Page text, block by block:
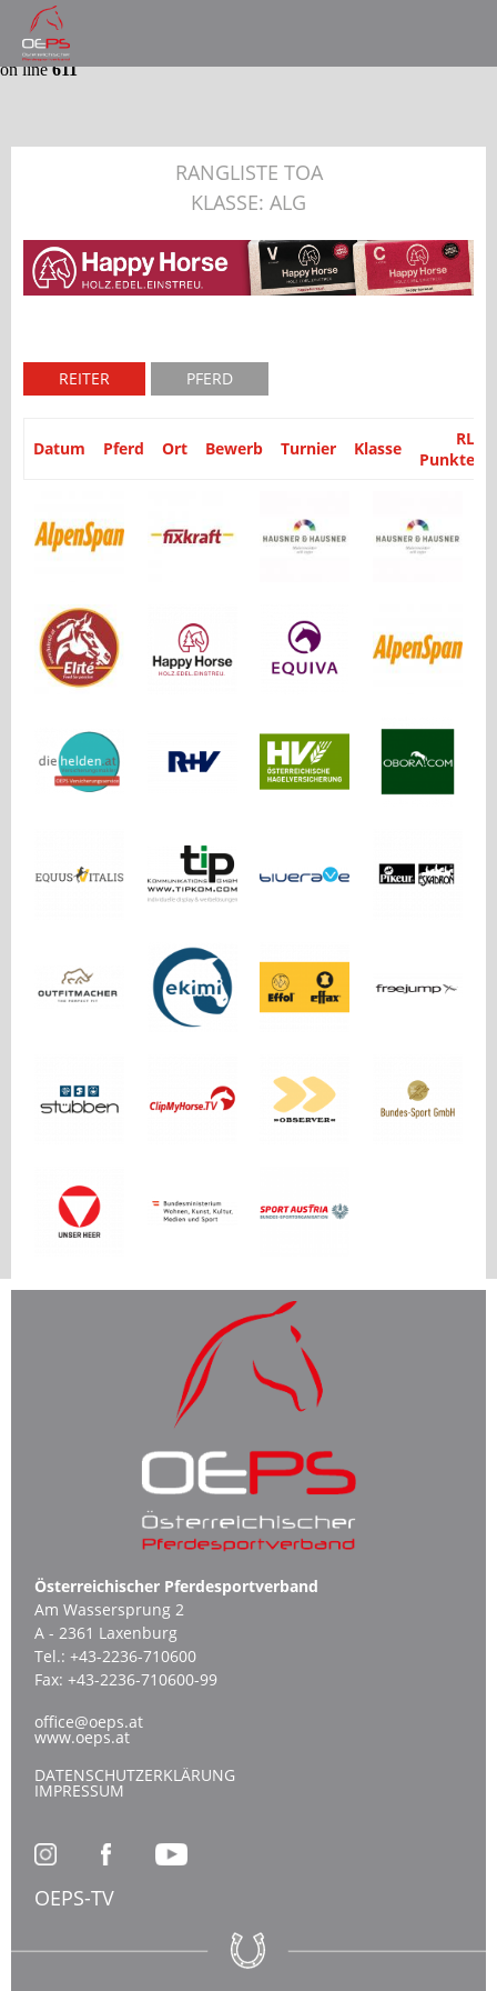
Notice : Trying to get property 'partyid' of non-object in
/var/www/website/module/Application/src/Application/
on line611
RANGLISTE TOA
KLASSE: ALG
REITER PFERD
Datum Pferd Ort Bewerb Turnier Klasse
RL
Punkte
Österreichischer Pferdesportverband
Am Wassersprung 2
A - 2361 Laxenburg
Tel.: +43-2236-710600
Fax: +43-2236-710600-99
office@oeps.at
www.oeps.at
DATENSCHUTZERKLÄRUNG
IMPRESSUM
OEPS-TV